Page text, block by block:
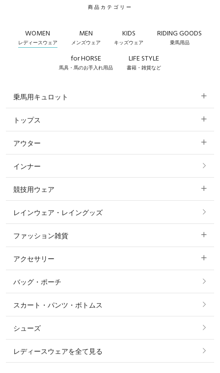
商品カテゴリー
WOMEN
レディースウェア
MEN
メンズウェア
KIDS
キッズウェア
RIDING GOODS
乗馬用品
for HORSE
馬具・馬のお手入れ用品
LIFE STYLE
書籍・雑貨など
乗馬用キュロット
すべてのキュロット
フルグリップ・尻革 キュロット
ニーグリップ・膝革 キュロット
トップス
すべてのトップス
ポロシャツ
カットソー・Tシャツ・タンクトップ
パーカー・トレーナー・スウェット
ニット・セーター
シャツ・ブラウス・ワンピース
アウター
すべてのアウター
コート
ジャケット・ブルゾン
その他 アウター
インナー
競技用ウェア
すべての競技用ウェア
ショージャケット
ショーシャツ
レインウェア・レイングッズ
ファッション雑貨
すべてのファッション雑貨
ソックス
ベルト
マフラー・スカーフ・ストール・スヌード
アクセサリー
すべてのアクセサリー
リング
ピアス・イヤリング
バッグ・ポーチ
スカート・パンツ・ボトムス
シューズ
レディースウェアを全て見る